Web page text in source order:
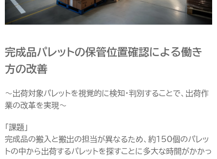
完成品パレットの保管位置確認による働き
方の改善
～出荷対象パレットを視覚的に検知・判別することで、出荷作
業の改革を実現～
「課題」
完成品の搬入と搬出の担当が異なるため、約150個のパレッ
トの中から出荷するパレットを探すことに多大な時間がかかっ